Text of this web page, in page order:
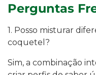
Perguntas
1. Posso misturar
coquetel?
Sim, a combinação